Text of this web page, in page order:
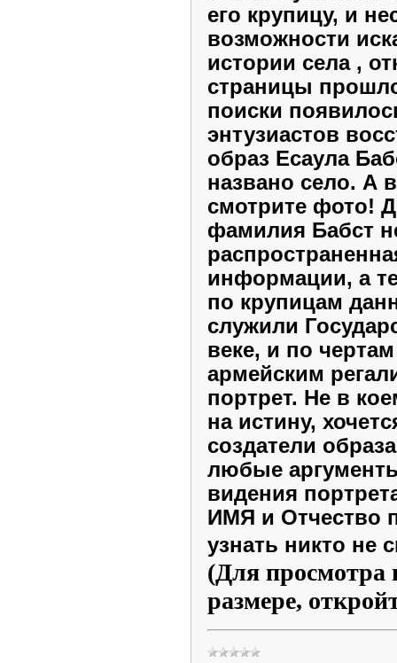
его крупицу, и
возможности
истории села ,
страницы
поиски
энтузиастов
образ Есаула
названо село. А
смотрите фото!
фамилия Бабст
информации, а
по крупицам
служили
веке, и по
армейским
портрет. Не в
на истину,
создатели
любые
видения
ИМЯ и Отчество
узнать никто не
(Для просмотра
размере,